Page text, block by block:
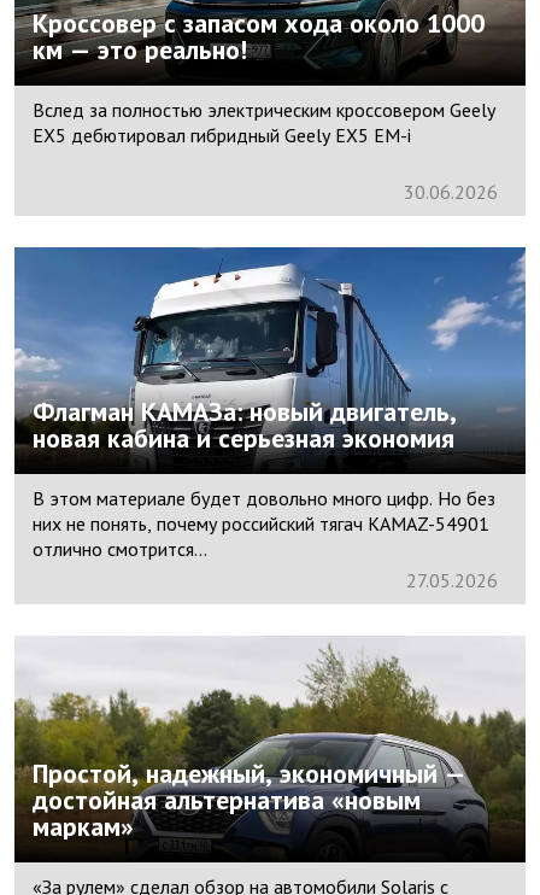
Кроссовер с запасом хода около 1000
км — это реально!
Вслед за полностью электрическим кроссовером Geely
EX5 дебютировал гибридный Geely EX5 EM-i
30.06.2026
Флагман КАМАЗа: новый двигатель,
новая кабина и серьезная экономия
В этом материале будет довольно много цифр. Но без
них не понять, почему российский тягач KAMAZ-54901
отлично смотрится...
27.05.2026
Простой, надежный, экономичный —
достойная альтернатива «новым
маркам»
«За рулем» сделал обзор на автомобили Solaris с